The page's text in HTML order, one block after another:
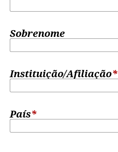
Sobrenome
Instituição/Afiliação*
País*